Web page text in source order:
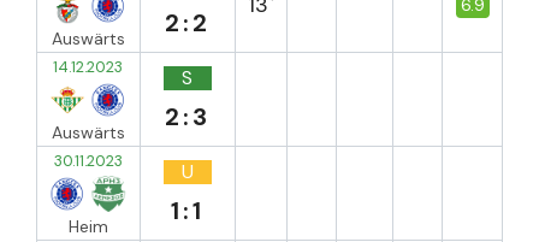
Auswärts 2:2
6.9
14.12.2023
Auswärts
S
2:3
30.11.2023
Heim
U
1:1